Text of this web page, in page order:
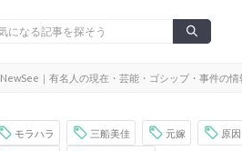
NewSee｜有名人の現在・芸能・ゴシップ・事件の情
モラハラ 三船美佳 元嫁 原因